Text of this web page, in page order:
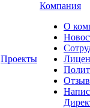
Проекты
Компания
О